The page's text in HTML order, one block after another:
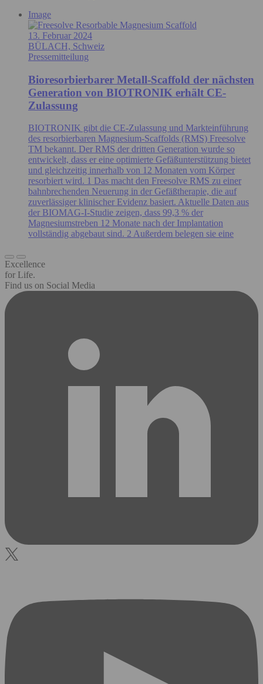
Image
13. Februar 2024
BÜLACH, Schweiz
Pressemitteilung
Bioresorbierbarer Metall-Scaffold der nächsten
Generation von BIOTRONIK erhält CE-
Zulassung
BIOTRONIK gibt die CE-Zulassung und Markteinführung
des resorbierbaren Magnesium-Scaffolds (RMS) Freesolve
TM bekannt. Der RMS der dritten Generation wurde so
entwickelt, dass er eine optimierte Gefäßunterstützung bietet
und gleichzeitig innerhalb von 12 Monaten vom Körper
resorbiert wird. 1 Das macht den Freesolve RMS zu einer
bahnbrechenden Neuerung in der Gefäßtherapie, die auf
zuverlässiger klinischer Evidenz basiert. Aktuelle Daten aus
der BIOMAG-I-Studie zeigen, dass 99,3 % der
Magnesiumstreben 12 Monate nach der Implantation
vollständig abgebaut sind. 2 Außerdem belegen sie eine
Excellence
for Life.
Find us on Social Media